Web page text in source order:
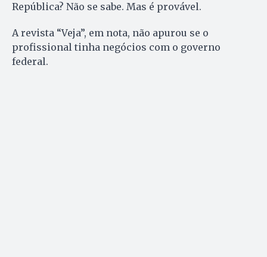
República? Não se sabe. Mas é provável.
A revista “Veja”, em nota, não apurou se o
profissional tinha negócios com o governo
federal.